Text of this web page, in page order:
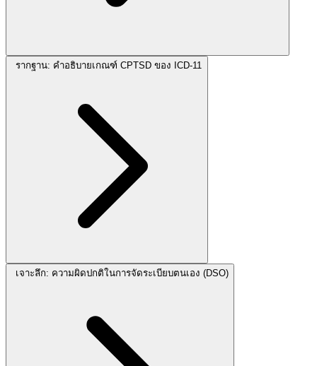
รากฐาน: คำอธิบายเกณฑ์ CPTSD ของ ICD-11
เจาะลึก: ความผิดปกติในการจัดระเบียบตนเอง (DSO)